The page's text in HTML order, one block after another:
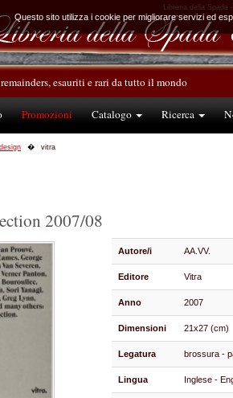
Libreria della
esauriti e rari da tutto il mondo
Promozioni Catalogo Ricerca
design vitra
2007/08
Autore/i AA.VV.
Editore Vitra
Anno 2007
Dimensioni 21x27 (cm)
Legatura brossura -
Lingua Inglese -
Questo sito utilizza i cookie per migliorare servizi ed